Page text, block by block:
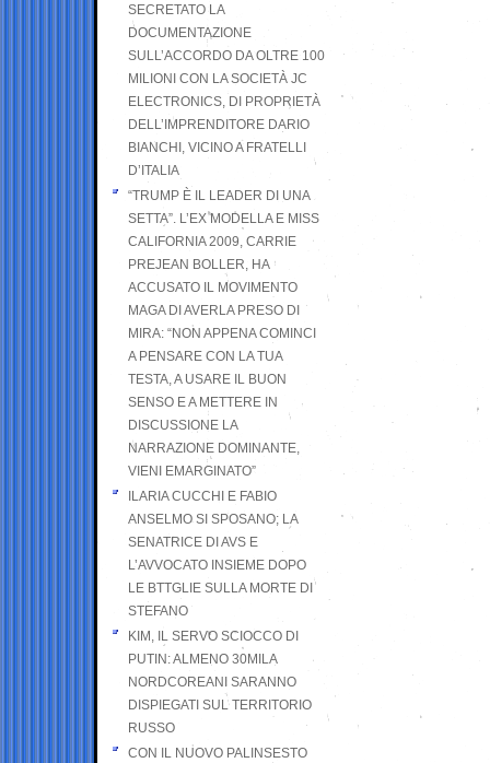
SECRETATO LA
DOCUMENTAZIONE
SULL’ACCORDO DA OLTRE 100
MILIONI CON LA SOCIETÀ JC
ELECTRONICS, DI PROPRIETÀ
DELL’IMPRENDITORE DARIO
BIANCHI, VICINO A FRATELLI
D’ITALIA
“TRUMP È IL LEADER DI UNA
SETTA”. L’EX MODELLA E MISS
CALIFORNIA 2009, CARRIE
PREJEAN BOLLER, HA
ACCUSATO IL MOVIMENTO
MAGA DI AVERLA PRESO DI
MIRA: “NON APPENA COMINCI
A PENSARE CON LA TUA
TESTA, A USARE IL BUON
SENSO E A METTERE IN
DISCUSSIONE LA
NARRAZIONE DOMINANTE,
VIENI EMARGINATO”
ILARIA CUCCHI E FABIO
ANSELMO SI SPOSANO; LA
SENATRICE DI AVS E
L’AVVOCATO INSIEME DOPO
LE BTTGLIE SULLA MORTE DI
STEFANO
KIM, IL SERVO SCIOCCO DI
PUTIN: ALMENO 30MILA
NORDCOREANI SARANNO
DISPIEGATI SUL TERRITORIO
RUSSO
CON IL NUOVO PALINSESTO